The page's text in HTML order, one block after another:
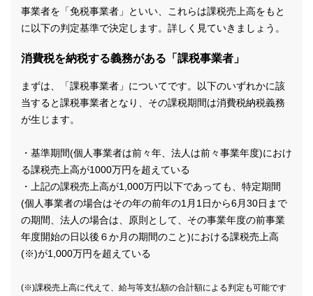
事業者を「免税事業者」といい、これらは課税売上高をもと
に以下の判定基準で決定します。詳しく見ていきましょう。
消費税を納税する義務がある「課税事業者」
まずは、「課税事業者」についてです。以下のいずれかに該
当すると課税事業者となり、その課税期間は消費税納税義務
が生じます。
・基準期間(個人事業者は前々年、法人は前々事業年度)におけ
る課税売上高が1000万円を超えている
・上記の課税売上高が1,000万円以下であっても、特定期間
(個人事業者の場合はその年の前年の1月1日から6月30日まで
の期間、法人の場合は、原則として、その事業年度の前事業
年度開始の日以後６か月の期間のこと)における課税売上高
(※)が1,000万円を超えている
(※)課税売上高に代えて、給与等支払額の合計額による判定も可能です